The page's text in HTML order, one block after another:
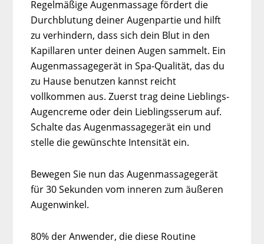
Regelmäßige Augenmassage fördert die
Durchblutung deiner Augenpartie und hilft
zu verhindern, dass sich dein Blut in den
Kapillaren unter deinen Augen sammelt. Ein
Augenmassagegerät in Spa-Qualität, das du
zu Hause benutzen kannst reicht
vollkommen aus. Zuerst trag deine Lieblings-
Augencreme oder dein Lieblingsserum auf.
Schalte das Augenmassagegerät ein und
stelle die gewünschte Intensität ein.
Bewegen Sie nun das Augenmassagegerät
für 30 Sekunden vom inneren zum äußeren
Augenwinkel.
80% der Anwender, die diese Routine